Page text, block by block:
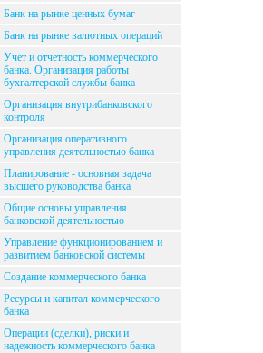
Банк на рынке ценных бумаг
Банк на рынке валютных операций
Учёт и отчетность коммерческого
банка. Организация работы
бухгалтерской службы банка
Организация внутрибанковского
контроля
Организация оперативного
управления деятельностью банка
Планирование - основная задача
высшего руководства банка
Общие основы управления
банковской деятельностью
Управление функционированием и
развитием банковской системы
Создание коммерческого банка
Ресурсы и капитал коммерческого
банка
Операции (сделки), риски и
надежность коммерческого банка